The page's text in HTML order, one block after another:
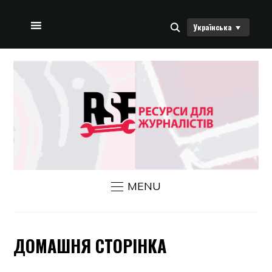
ДОМАШНЯ СТОРІНКА
ЗВ’ЯЗАТИСЯ З НАМИ
Українська
MENU
ДОМАШНЯ СТОРІНКА